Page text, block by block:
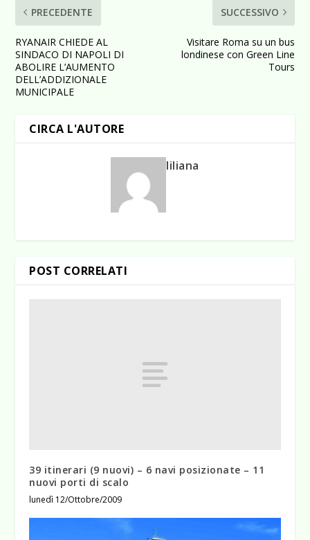
PRECEDENTE
RYANAIR CHIEDE AL
SINDACO DI NAPOLI DI
ABOLIRE L’AUMENTO
DELL’ADDIZIONALE
MUNICIPALE
SUCCESSIVO
Visitare Roma su un bus
londinese con Green Line
Tours
CIRCA L'AUTORE
liliana
POST CORRELATI
39 itinerari (9 nuovi) – 6 navi posizionate – 11
nuovi porti di scalo
lunedì 12/Ottobre/2009